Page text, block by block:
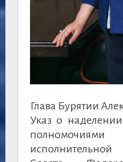
Глава Бурятии
Указ о